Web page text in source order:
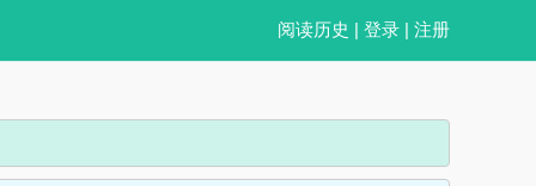
阅读历史 | 登录 | 注册